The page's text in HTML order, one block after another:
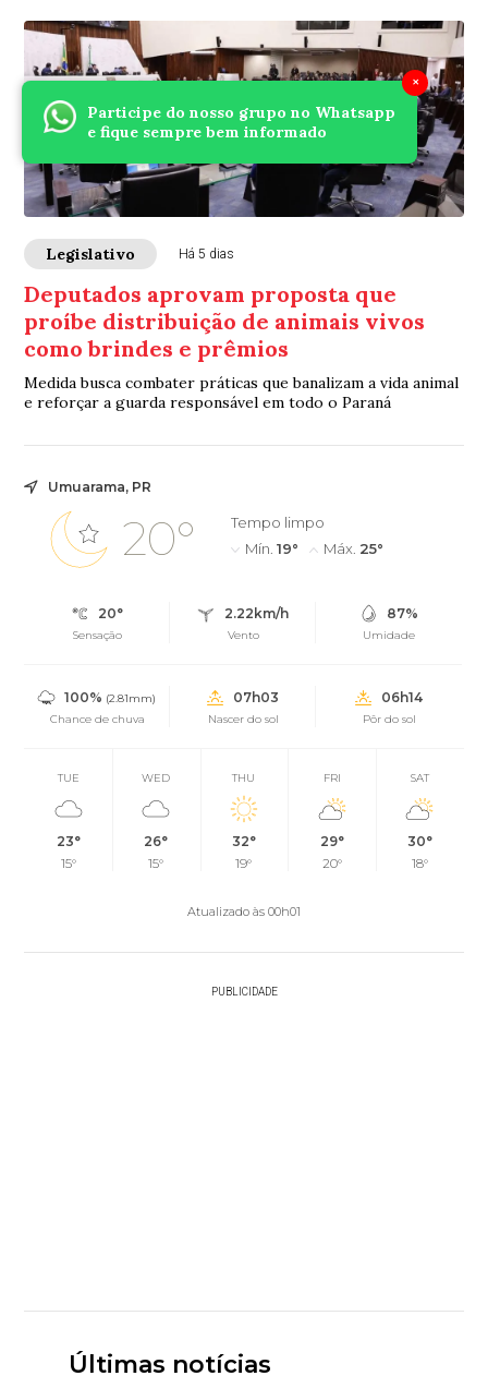
×
Participe do nosso grupo no Whatsapp
e fique sempre bem informado
Legislativo Há 5 dias
Deputados aprovam proposta que
proíbe distribuição de animais vivos
como brindes e prêmios
Medida busca combater práticas que banalizam a vida animal
e reforçar a guarda responsável em todo o Paraná
Umuarama, PR
20°
Tempo limpo
Mín. 19° Máx. 25°
20°
Sensação
2.22km/h
Vento
87%
Umidade
100% (2.81mm)
Chance de chuva
07h03
Nascer do sol
06h14
Pôr do sol
TUE
23°
15°
WED
26°
15°
THU
32°
19°
FRI
29°
20°
SAT
30°
18°
Atualizado às 00h01
PUBLICIDADE
Últimas notícias